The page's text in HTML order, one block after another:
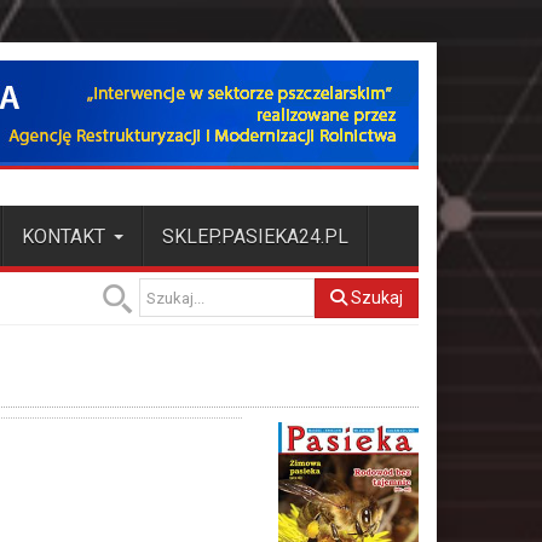
KONTAKT SKLEP.PASIEKA24.PL
Szukaj